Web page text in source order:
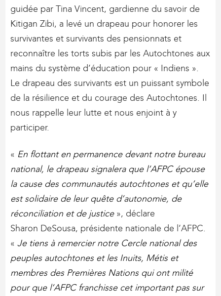
guidée par Tina Vincent, gardienne du savoir de
Kitigan Zibi, a levé un drapeau pour honorer les
survivantes et survivants des pensionnats et
reconnaître les torts subis par les Autochtones aux
mains du système d’éducation pour « Indiens ».
Le drapeau des survivants est un puissant symbole
de la résilience et du courage des Autochtones. Il
nous rappelle leur lutte et nous enjoint à y
participer.
« En flottant en permanence devant notre bureau
national, le drapeau signalera que l’AFPC épouse
la cause des communautés autochtones et qu’elle
est solidaire de leur quête d’autonomie, de
réconciliation et de justice», déclare
Sharon DeSousa, présidente nationale de l’AFPC.
« Je tiens à remercier notre Cercle national des
peuples autochtones et les Inuits, Métis et
membres des Premières Nations qui ont milité
pour que l’AFPC franchisse cet important pas sur